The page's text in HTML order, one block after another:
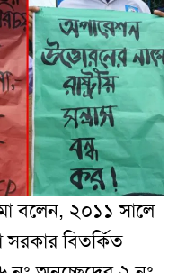
বলেন, ২০১১ সালে
বিতর্কিত